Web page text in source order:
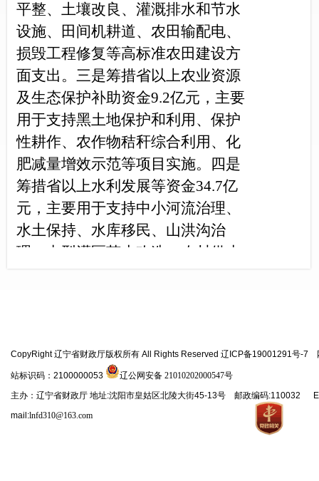
平整、土壤改良、灌溉排水和节水
设施、田间机耕道、农田输配电、
损毁工程修复等高标准农田建设方
面支出。 三是筹措省以上农业资源
及生态保护补助资金9.2亿元，主要
用于支持黑土地保护和利用、保护
性耕作、农作物秸秆综合利用、化
肥减量增效示范等项目实施。 四是
筹措省以上水利发展等资金34.7亿
元，主要用于支持中小河流治理、
水土保持、水库移民、山洪沟治
理、中型灌区节水改造、农村供水
在上述项目计划任务和资金安
排方面，省财政厅积极配合省直资
金主导分配部门，充分考虑法库县
CopyRight 辽宁省财政厅版权所有 All Rights Reserved 辽ICP备19001291号-7
站标识码：2100000053
辽公网安备 21010202000547号
主办：辽宁省财政厅 地址:沈阳市皇姑区北陵大街45-13号 邮政编码:110032
mail:lnfd310@163.com